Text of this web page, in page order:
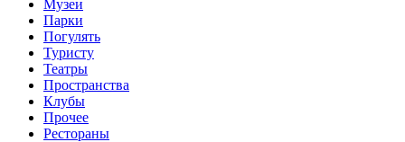
Музеи
Парки
Погулять
Туристу
Театры
Пространства
Клубы
Прочее
Рестораны